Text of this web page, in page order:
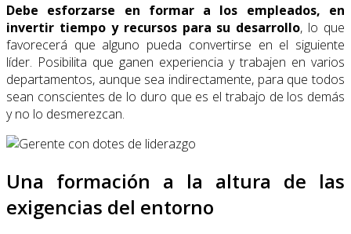
Debe esforzarse en formar a los empleados, en
invertir tiempo y recursos para su desarrollo, lo que
favorecerá que alguno pueda convertirse en el siguiente
líder. Posibilita que ganen experiencia y trabajen en varios
departamentos, aunque sea indirectamente, para que todos
sean conscientes de lo duro que es el trabajo de los demás
y no lo desmerezcan.
Una formación a la altura de las
exigencias del entorno